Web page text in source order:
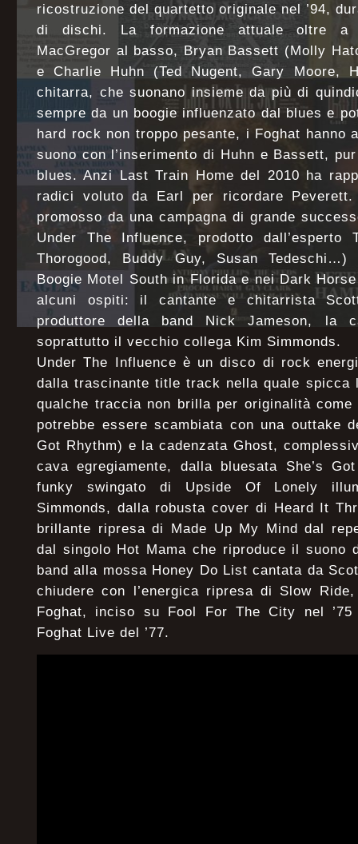
ricostruzione del quartetto originale nel ’94,
di dischi. La formazione attuale oltre a
MacGregor al basso, Bryan Bassett (Molly
e Charlie Huhn (Ted Nugent, Gary Moore,
chitarra, che suonano insieme da più di
sempre da un boogie influenzato dal blues e
hard rock non troppo pesante, i Foghat hanno
suono con l’inserimento di Huhn e Bassett,
blues. Anzi Last Train Home del 2010 ha
radici voluto da Earl per ricordare
promosso da una campagna di grande
Under The Influence, prodotto dall’esperto
Thorogood, Buddy Guy, Susan
Boogie Motel South in Florida e nei Dark
alcuni ospiti: il cantante e chitarrista
produttore della band Nick Jameson, la
soprattutto il vecchio collega Kim Simmonds.
Under The Influence è un disco di rock
dalla trascinante title track nella quale spicca
qualche traccia non brilla per originalità
potrebbe essere scambiata con una outtake
Got Rhythm) e la cadenzata Ghost,
cava egregiamente, dalla bluesata She’s
funky swingato di Upside Of Lonely
Simmonds, dalla robusta cover di Heard It
brillante ripresa di Made Up My Mind dal
dal singolo Hot Mama che riproduce il suono
band alla mossa Honey Do List cantata da
chiudere con l’energica ripresa di Slow
Foghat, inciso su Fool For The City nel
Foghat Live del ’77.